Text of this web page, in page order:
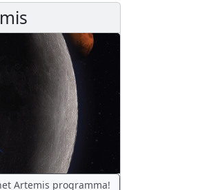
Artemis programma!